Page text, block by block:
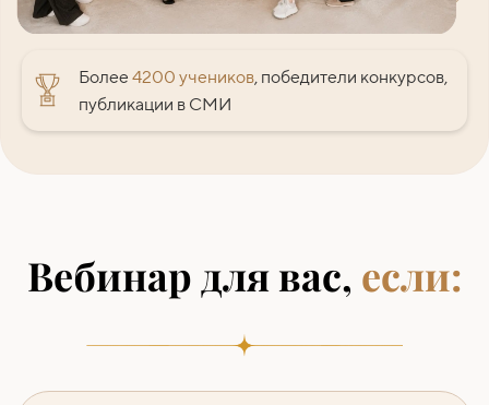
Более 4200 учеников, победители конкурсов,
публикации в СМИ
Вебинар для вас, если: